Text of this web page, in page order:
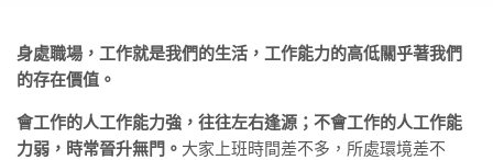
身處職場，工作就是我們的生活，工作能力的高低關乎著我們
的存在價值。
會工作的人工作能力強，往往左右逢源；不會工作的人工作能
力弱，時常晉升無門。 大家上班時間差不多，所處環境差不